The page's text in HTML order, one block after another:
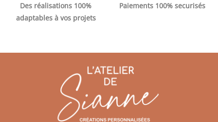
Des réalisations 100%
adaptables à vos projets
Paiements 100% securisés